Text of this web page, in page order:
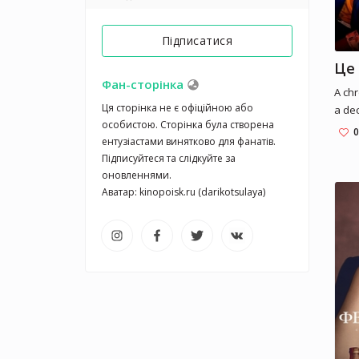
Підписатися
Фан-сторінка
Ця сторінка не є офіційною або
особистою. Сторінка була створена
ентузіастами винятково для фанатів.
Підписуйтеся та слідкуйте за
оновленнями.
Аватар: kinopoisk.ru (darikotsulaya)
Це
A
a
0